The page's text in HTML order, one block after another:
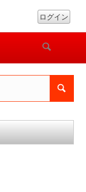
ログイン